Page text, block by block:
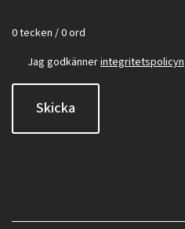
0 tecken / 0 ord
Jag godkännerintegritetspolicyn
Skicka